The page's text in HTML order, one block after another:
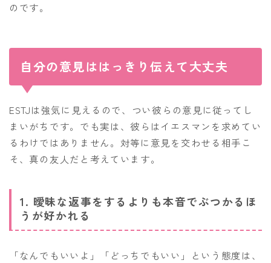
のです。
自分の意見ははっきり伝えて大丈夫
ESTJは強気に見えるので、つい彼らの意見に従ってし
まいがちです。でも実は、彼らはイエスマンを求めてい
るわけではありません。対等に意見を交わせる相手こ
そ、真の友人だと考えています。
1. 曖昧な返事をするよりも本音でぶつかるほ
うが好かれる
「なんでもいいよ」「どっちでもいい」という態度は、